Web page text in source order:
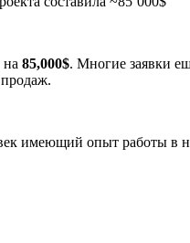
на 85,000$. Многие заявки
имеющий опыт работы в